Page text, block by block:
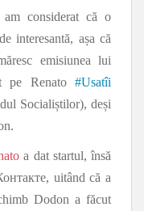
am considerat că o
interesantă, așa că
emisiunea lui
pe Renato#Usatîi
Socialiștilor), deși
a dat startul, însă
uitând că a
Dodon a făcut